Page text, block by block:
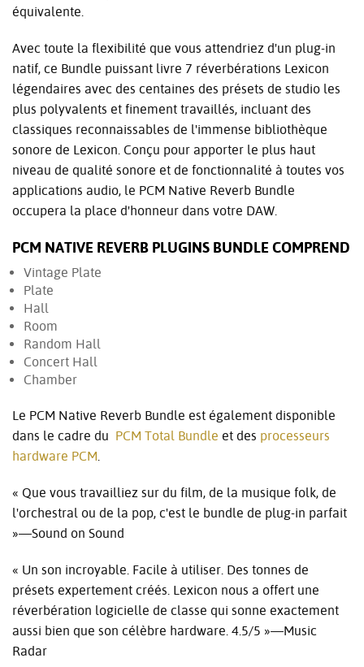
équivalente.
Avec toute la flexibilité que vous attendriez d'un plug-in
natif, ce Bundle puissant livre 7 réverbérations Lexicon
légendaires avec des centaines des présets de studio les
plus polyvalents et finement travaillés, incluant des
classiques reconnaissables de l'immense bibliothèque
sonore de Lexicon. Conçu pour apporter le plus haut
niveau de qualité sonore et de fonctionnalité à toutes vos
applications audio, le PCM Native Reverb Bundle
occupera la place d'honneur dans votre DAW.
PCM NATIVE REVERB PLUGINS BUNDLE COMPREND
Vintage Plate
Plate
Hall
Room
Random Hall
Concert Hall
Chamber
Le PCM Native Reverb Bundle est également disponible
dans le cadre du PCM Total Bundle et des processeurs
hardware PCM
« Que vous travailliez sur du film, de la musique folk, de
l'orchestral ou de la pop, c'est le bundle de plug-in parfait
»—Sound on Sound
« Un son incroyable. Facile à utiliser. Des tonnes de
présets expertement créés. Lexicon nous a offert une
réverbération logicielle de classe qui sonne exactement
aussi bien que son célèbre hardware. 4.5/5 »—Music
Radar